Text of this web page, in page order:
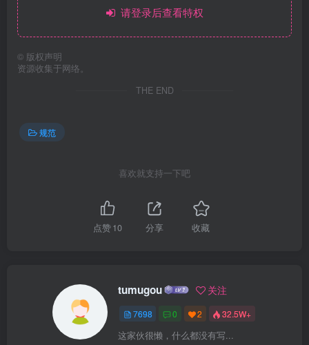
请登录后查看特权
© 版权声明
资源收集于网络。
THE END
规范
喜欢就支持一下吧
点赞10 分享 收藏
tumugou 关注
7698 0 2 32.5W+
这家伙很懒，什么都没有写...